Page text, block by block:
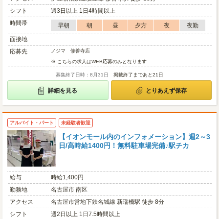
シフト
週3日以上 1日4時間以上
時間帯
早朝 朝 昼 夕方 夜
夜勤
面接地
応募先
ノジマ 修善寺店
※ こちらの求人はWEB応募のみとなります
募集終了日時：8月31日 掲載終了まであと21日
詳細を見る とりあえず保存
アルバイト・パート 未経験者歓迎
【イオンモール内のインフォメーション】週2～3
日/高時給1400円！無料駐車場完備♪駅チカ
給与
時給1,400円
勤務地
名古屋市 南区
アクセス
名古屋市営地下鉄名城線 新瑞橋駅 徒歩 8分
シフト
週2日以上 1日7.5時間以上